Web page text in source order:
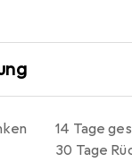
14 Tage
30 Tage